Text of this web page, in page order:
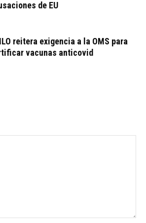
de EU
reitera exigencia a la OMS para
vacunas anticovid